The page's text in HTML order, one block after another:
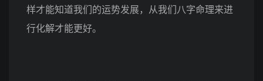
样才能知道我们的运势发展，从我们八字命理来进
行化解才能更好。